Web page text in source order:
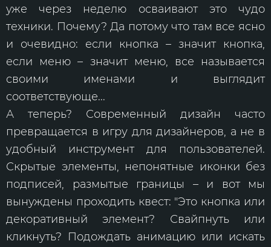
уже через неделю осваивают это чудо
техники. Почему? Да потому что там все ясно
и очевидно: если кнопка – значит кнопка,
если меню – значит меню, все называется
своими именами и выглядит
соответствующе...
А теперь? Современный дизайн часто
превращается в игру для дизайнеров, а не в
удобный инструмент для пользователей.
Скрытые элементы, непонятные иконки без
подписей, размытые границы – и вот мы
вынуждены проходить квест: "Это кнопка или
декоративный элемент? Свайпнуть или
кликнуть? Подождать анимацию или искать